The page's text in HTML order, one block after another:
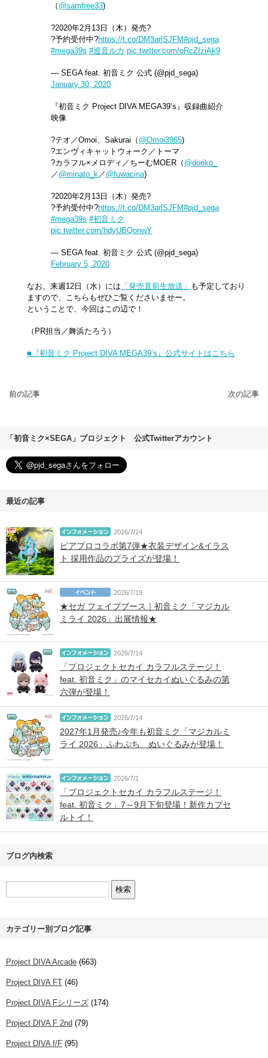
（ @samfree33)
?2020年2月13日（木）発売?
?予約受付中?https://t.co/DM3arlSJFM#pjd_sega
#mega39s #巡音ルカ pic.twitter.com/oRcZIziAk9
— SEGA feat. 初音ミク 公式 (@pjd_sega)
January 30, 2020
『初音ミク Project DIVA MEGA39’s』収録曲紹介
映像
?テオ／Omoi、Sakurai（ @Omoi3965)
?エンヴィキャットウォーク／トーマ
?カラフル×メロディ／ちーむMOER（ @doriko_
／ @minato_k ／ @fuwacina)
?2020年2月13日（木）発売?
?予約受付中?https://t.co/DM3arlSJFM#pjd_sega
#mega39s #初音ミク
pic.twitter.com/hdyUBQonwY
— SEGA feat. 初音ミク 公式 (@pjd_sega)
February 5, 2020
なお、来週12日（水）には 「発売直前生放送」 も予定しており
ますので、こちらもぜひご覧くださいませー。
ということで、今回はこの辺で！
（PR担当／舞浜たろう）
■『初音ミク Project DIVA MEGA39’s』公式サイトはこちら
前の記事 次の記事
「初音ミク×SEGA」プロジェクト 公式Twitterアカウント
最近の記事
2026/7/24
ピアプロコラボ第7弾★衣装デザイン&イラス
ト 採用作品のプライズが登場！
2026/7/19
★セガ フェイブブース｜初音ミク「マジカル
ミライ 2026」出展情報★
2026/7/14
「プロジェクトセカイ カラフルステージ！
feat. 初音ミク」のマイセカイぬいぐるみの第
六弾が登場！
2026/7/14
2027年1月発売♪今年も初音ミク「マジカルミ
ライ 2026」ふわぷち ぬいぐるみが登場！
2026/7/1
「プロジェクトセカイ カラフルステージ！
feat. 初音ミク」7～9月下旬登場！新作カプセ
ルトイ！
ブログ内検索
カテゴリー別ブログ記事
Project DIVA Arcade (663)
Project DIVA FT (46)
Project DIVA Fシリーズ (174)
Project DIVA F 2nd (79)
Project DIVA f/F (95)